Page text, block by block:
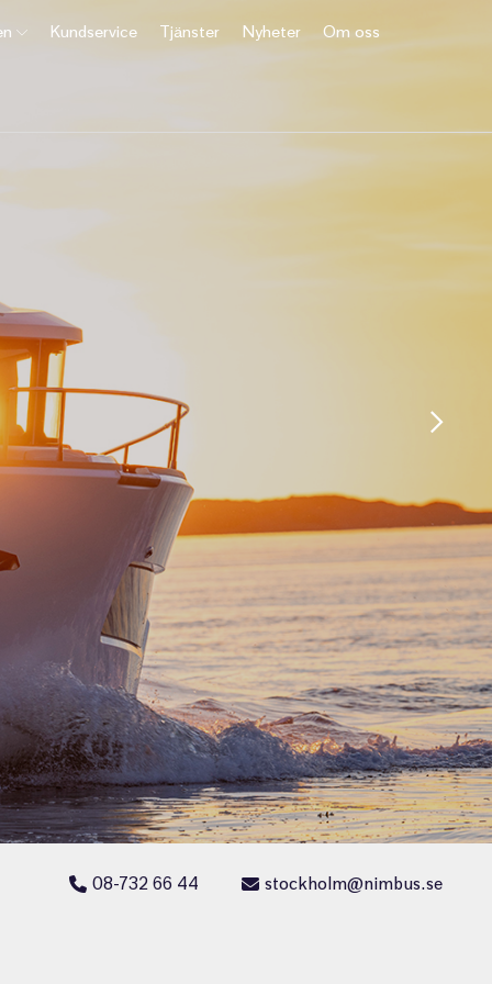
Kundservice Tjänster Nyheter Om oss
08-732 66 44 stockholm@nimbus.se